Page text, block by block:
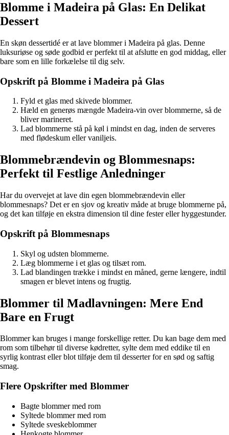
Blomme i Madeira på Glas: En Delikat
Dessert
En skøn dessertidé er at lave blommer i Madeira på glas. Denne
luksuriøse og søde godbid er perfekt til at afslutte en god middag, eller
bare som en lille forkælelse til dig selv.
Opskrift på Blomme i Madeira på Glas
Fyld et glas med skivede blommer.
Hæld en generøs mængde Madeira-vin over blommerne, så de
bliver marineret.
Lad blommerne stå på køl i mindst en dag, inden de serveres
med flødeskum eller vaniljeis.
Blommebrændevin og Blommesnaps:
Perfekt til Festlige Anledninger
Har du overvejet at lave din egen blommebrændevin eller
blommesnaps? Det er en sjov og kreativ måde at bruge blommerne på,
og det kan tilføje en ekstra dimension til dine fester eller hyggestunder.
Opskrift på Blommesnaps
Skyl og udsten blommerne.
Læg blommerne i et glas og tilsæt rom.
Lad blandingen trække i mindst en måned, gerne længere, indtil
smagen er blevet intens og frugtig.
Blommer til Madlavningen: Mere End
Bare en Frugt
Blommer kan bruges i mange forskellige retter. Du kan bage dem med
rom som tilbehør til diverse kødretter, sylte dem med eddike til en
syrlig kontrast eller blot tilføje dem til desserter for en sød og saftig
smag.
Flere Opskrifter med Blommer
Bagte blommer med rom
Syltede blommer med rom
Syltede sveskeblommer